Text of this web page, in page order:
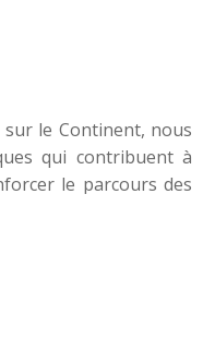
le Continent, nous
qui contribuent à
le parcours des